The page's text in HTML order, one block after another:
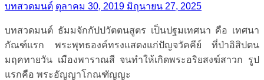
บทสวดมนต์ ตุลาคม 30, 2019 มิถุนายน 27, 2025
บทสวดมนต์ ธัมมจักกัปปวัตตนสูตร เป็นปฐมเทศนา คือ เทศนา
กัณฑ์แรก พระพุทธองค์ทรงแสดงแก่ปัญจวัคคีย์ ที่ป่าอิสิปตน
มฤคทายวัน เมืองพาราณสี จนทำให้เกิดพระอริยสงฆ์สาวก รูป
แรกคือ พระอัญญาโกณฑัญญะ